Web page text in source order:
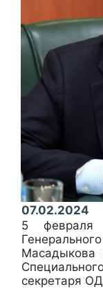
07.02.2024
5 февраля
Масадыкова
секретаря